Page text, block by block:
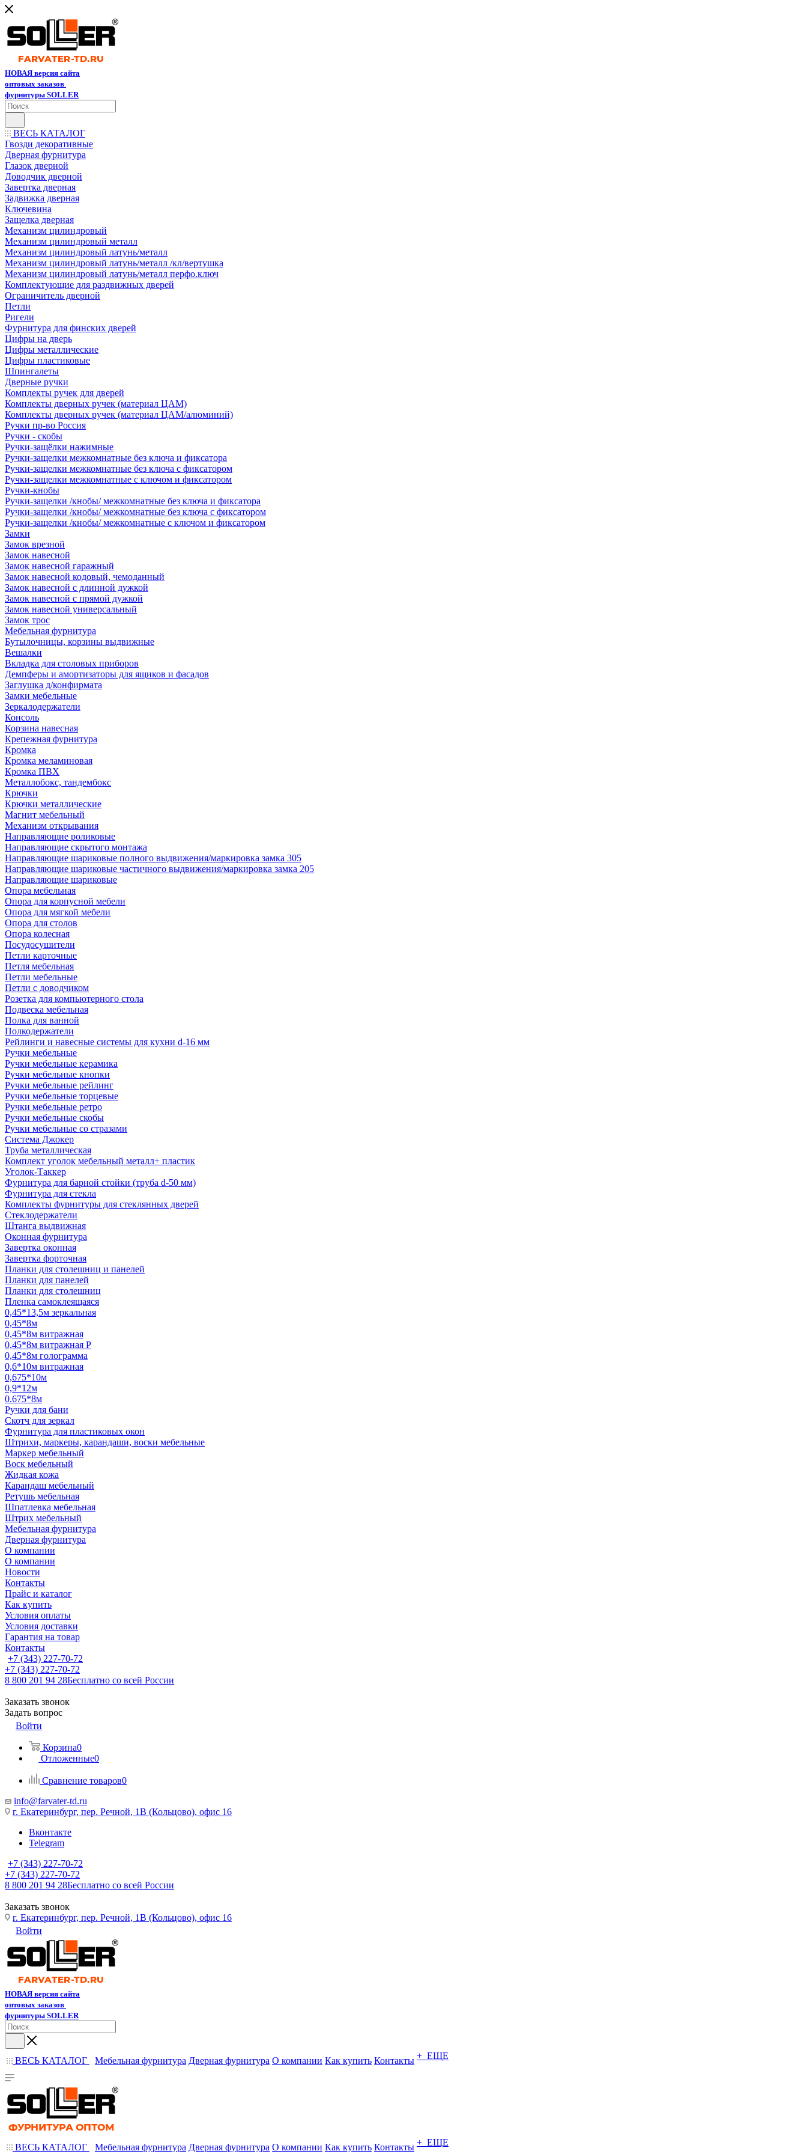
НОВАЯ версия сайта
оптовых заказов
фурнитуры SOLLER
ВЕСЬ КАТАЛОГ
Гвозди декоративные
Дверная фурнитура
Глазок дверной
Доводчик дверной
Завертка дверная
Задвижка дверная
Ключевина
Защелка дверная
Механизм цилиндровый
Механизм цилиндровый металл
Механизм цилиндровый латунь/металл
Механизм цилиндровый латунь/металл /кл/вертушка
Механизм цилиндровый латунь/металл перфо.ключ
Комплектующие для раздвижных дверей
Ограничитель дверной
Петли
Ригели
Фурнитура для финских дверей
Цифры на дверь
Цифры металлические
Цифры пластиковые
Шпингалеты
Дверные ручки
Комплекты ручек для дверей
Комплекты дверных ручек (материал ЦАМ)
Комплекты дверных ручек (материал ЦАМ/алюминий)
Ручки пр-во Россия
Ручки - скобы
Ручки-защёлки нажимные
Ручки-защелки межкомнатные без ключа и фиксатора
Ручки-защелки межкомнатные без ключа с фиксатором
Ручки-защелки межкомнатные с ключом и фиксатором
Ручки-кнобы
Ручки-защелки /кнобы/ межкомнатные без ключа и фиксатора
Ручки-защелки /кнобы/ межкомнатные без ключа с фиксатором
Ручки-защелки /кнобы/ межкомнатные с ключом и фиксатором
Замки
Замок врезной
Замок навесной
Замок навесной гаражный
Замок навесной кодовый, чемоданный
Замок навесной с длинной дужкой
Замок навесной с прямой дужкой
Замок навесной универсальный
Замок трос
Мебельная фурнитура
Бутылочницы, корзины выдвижные
Вешалки
Вкладка для столовых приборов
Демпферы и амортизаторы для ящиков и фасадов
Заглушка д/конфирмата
Замки мебельные
Зеркалодержатели
Консоль
Корзина навесная
Крепежная фурнитура
Кромка
Кромка меламиновая
Кромка ПВХ
Металлобокс, тандембокс
Крючки
Крючки металлические
Магнит мебельный
Механизм открывания
Направляющие роликовые
Направляющие скрытого монтажа
Направляющие шариковые полного выдвижения/маркировка замка 305
Направляющие шариковые частичного выдвижения/маркировка замка 205
Направляющие шариковые
Опора мебельная
Опора для корпусной мебели
Опора для мягкой мебели
Опора для столов
Опора колесная
Посудосушители
Петли карточные
Петля мебельная
Петли мебельные
Петли с доводчиком
Розетка для компьютерного стола
Подвеска мебельная
Полка для ванной
Полкодержатели
Рейлинги и навесные системы для кухни d-16 мм
Ручки мебельные
Ручки мебельные керамика
Ручки мебельные кнопки
Ручки мебельные рейлинг
Ручки мебельные торцевые
Ручки мебельные ретро
Ручки мебельные скобы
Ручки мебельные со стразами
Система Джокер
Труба металлическая
Комплект уголок мебельный металл+ пластик
Уголок-Таккер
Фурнитура для барной стойки (труба d-50 мм)
Фурнитура для стекла
Комплекты фурнитуры для стеклянных дверей
Стеклодержатели
Штанга выдвижная
Оконная фурнитура
Завертка оконная
Завертка форточная
Планки для столешниц и панелей
Планки для панелей
Планки для столешниц
Пленка самоклеящаяся
0,45*13,5м зеркальная
0,45*8м
0,45*8м витражная
0,45*8м витражная Р
0,45*8м голограмма
0,6*10м витражная
0,675*10м
0,9*12м
0.675*8м
Ручки для бани
Скотч для зеркал
Фурнитура для пластиковых окон
Штрихи, маркеры, карандаши, воски мебельные
Маркер мебельный
Воск мебельный
Жидкая кожа
Карандаш мебельный
Ретушь мебельная
Шпатлевка мебельная
Штрих мебельный
Мебельная фурнитура
Дверная фурнитура
О компании
О компании
Новости
Контакты
Прайс и каталог
Как купить
Условия оплаты
Условия доставки
Гарантия на товар
Контакты
+7 (343) 227-70-72
+7 (343) 227-70-72
8 800 201 94 28Бесплатно со всей России
Заказать звонок
Задать вопрос
Войти
Корзина0
Отложенные0
Сравнение товаров0
info@farvater-td.ru
г. Екатеринбург, пер. Речной, 1В (Кольцово), офис 16
Вконтакте
Telegram
+7 (343) 227-70-72
+7 (343) 227-70-72
8 800 201 94 28Бесплатно со всей России
Заказать звонок
г. Екатеринбург, пер. Речной, 1В (Кольцово), офис 16
Войти
НОВАЯ версия сайта
оптовых заказов
фурнитуры SOLLER
ВЕСЬ КАТАЛОГ Мебельная фурнитура Дверная фурнитура О компании Как купить Контакты + ЕЩЕ
ВЕСЬ КАТАЛОГ Мебельная фурнитура Дверная фурнитура О компании Как купить Контакты + ЕЩЕ